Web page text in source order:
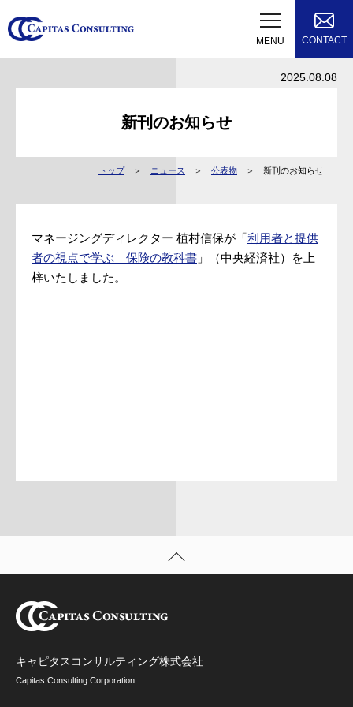
MENU CONTACT
2025.08.08
新刊のお知らせ
トップ ニュース 公表物 新刊のお知らせ
マネージングディレクター 植村信保が「利用者と提供
者の視点で学ぶ 保険の教科書 」（中央経済社）を上
梓いたしました。
キャピタスコンサルティング株式会社
Capitas Consulting Corporation